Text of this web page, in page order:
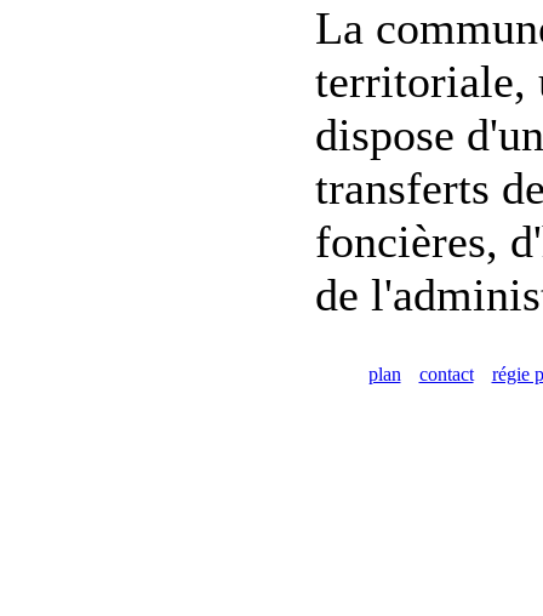
La
territoriale,
dispose
transferts
foncières,
de
plan contact régie